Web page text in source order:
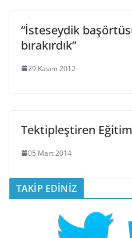
“İsteseydik
bırakırdık”
29 Kasım 2012
Tektipleştiren Eğitim
05 Mart 2014
TAKİP EDİNİZ